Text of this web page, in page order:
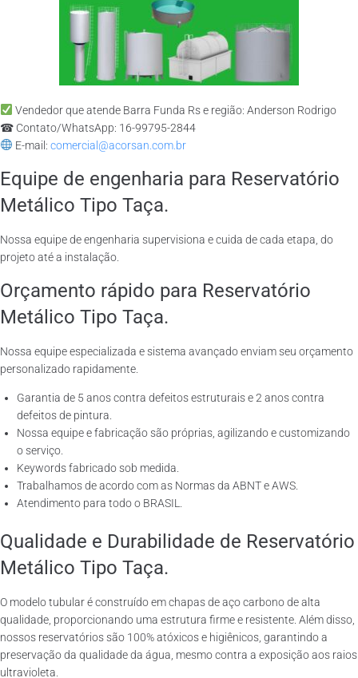
Vendedor que atende Barra Funda Rs e região: Anderson Rodrigo
☎ Contato/WhatsApp: 16-99795-2844
E-mail: comercial@acorsan.com.br
Equipe de engenharia para Reservatório
Metálico Tipo Taça.
Nossa equipe de engenharia supervisiona e cuida de cada etapa, do
projeto até a instalação.
Orçamento rápido para Reservatório
Metálico Tipo Taça.
Nossa equipe especializada e sistema avançado enviam seu orçamento
personalizado rapidamente.
Garantia de 5 anos contra defeitos estruturais e 2 anos contra
defeitos de pintura.
Nossa equipe e fabricação são próprias, agilizando e customizando
o serviço.
Keywords fabricado sob medida.
Trabalhamos de acordo com as Normas da ABNT e AWS.
Atendimento para todo o BRASIL.
Qualidade e Durabilidade de Reservatório
Metálico Tipo Taça.
O modelo tubular é construído em chapas de aço carbono de alta
qualidade, proporcionando uma estrutura firme e resistente. Além disso,
nossos reservatórios são 100% atóxicos e higiênicos, garantindo a
preservação da qualidade da água, mesmo contra a exposição aos raios
ultravioleta.